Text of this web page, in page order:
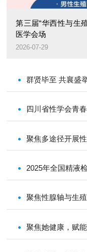
分会场八：男性生殖
2025年全国精液